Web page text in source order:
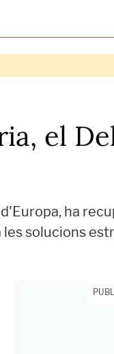
el
ha
les solucions